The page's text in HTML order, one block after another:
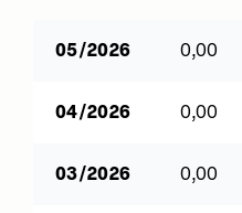
05/2026 0,00
04/2026 0,00
03/2026 0,00